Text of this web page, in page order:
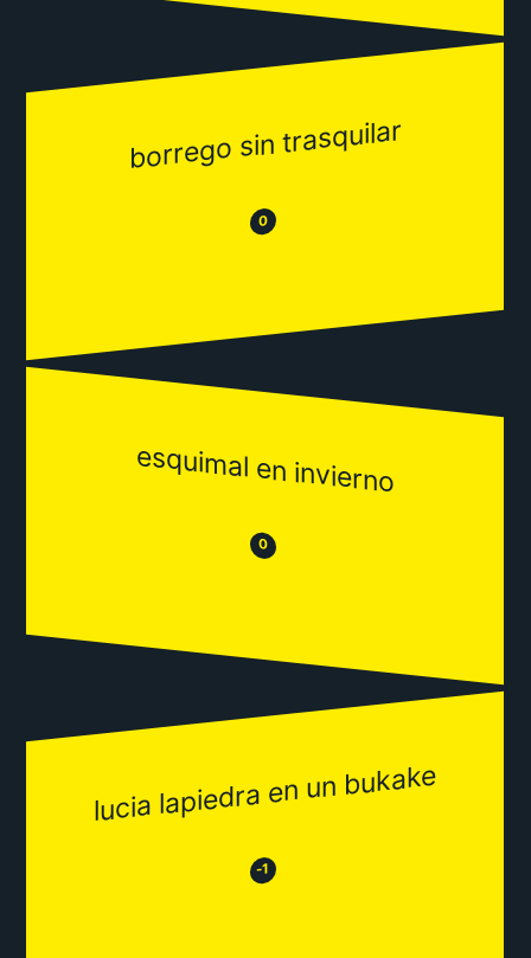
borrego sin trasquilar
😒 0 😂
esquimal en invierno
😒 0 😂
lucia lapiedra en un bukake
😒 -1 😂